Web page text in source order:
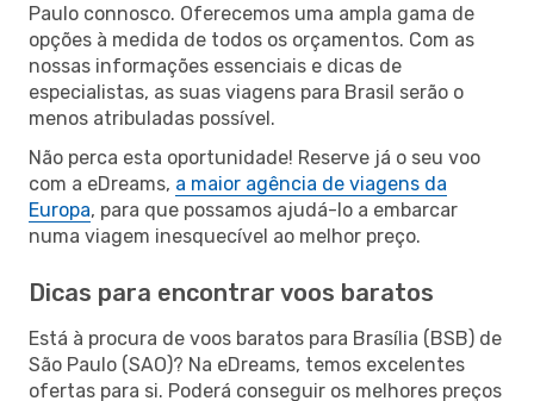
Paulo connosco. Oferecemos uma ampla gama de
opções à medida de todos os orçamentos. Com as
nossas informações essenciais e dicas de
especialistas, as suas viagens para Brasil serão o
menos atribuladas possível.
Não perca esta oportunidade! Reserve já o seu voo
com a eDreams, a maior agência de viagens da
Europa, para que possamos ajudá-lo a embarcar
numa viagem inesquecível ao melhor preço.
Dicas para encontrar voos baratos
Está à procura de voos baratos para Brasília (BSB) de
São Paulo (SAO)? Na eDreams, temos excelentes
ofertas para si. Poderá conseguir os melhores preços